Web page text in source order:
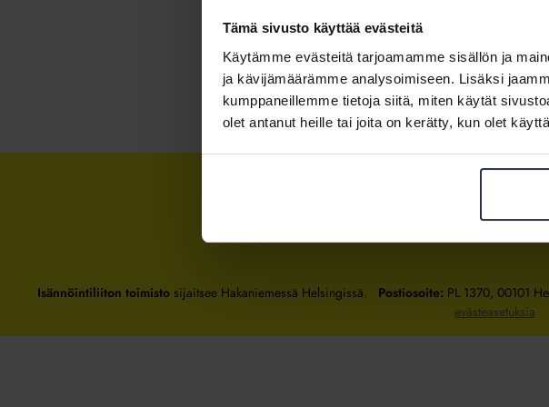
Tämä sivusto käyttää evästeitä
Käytämme evästeitä tarjoamamme sisällön ja
ja kävijämäärämme analysoimiseen. Lisäksi
kumppaneillemme tietoja siitä, miten käytät
olet antanut heille tai joita on kerätty, kun olet
Isännöintiliiton toimistosijaitsee Hakaniemessä Helsingissä. Postiosoite: PL 1370, 00101
evästeasetuksia